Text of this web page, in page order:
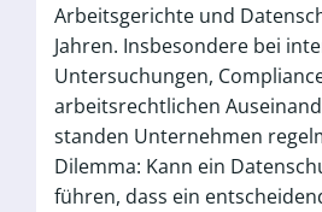
Arbeitsgerichte und
Jahren. Insbesondere bei
Untersuchungen,
arbeitsrechtlichen
standen Unternehmen
Dilemma: Kann ein
führen, dass ein